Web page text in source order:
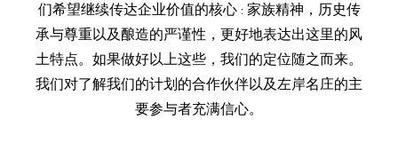
们希望继续传达企业价值的核心 : 家族精神，历史传
承与尊重以及酿造的严谨性，更好地表达出这里的风
土特点。如果做好以上这些，我们的定位随之而来。
我们对了解我们的计划的合作伙伴以及左岸名庄的主
要参与者充满信心。